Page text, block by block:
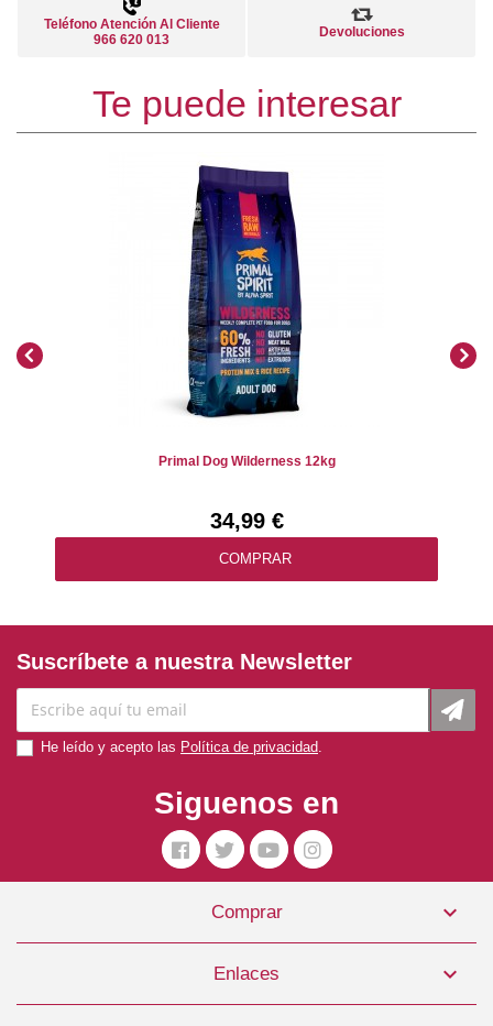
Teléfono Atención Al Cliente
966 620 013
Devoluciones
Te puede interesar
Primal Dog Wilderness 12kg
34,99 €
COMPRAR
Primal Dog Rebel Farm 1kg
4,50 €
COMPRAR
Suscríbete a nuestra Newsletter
He leído y acepto las Política de privacidad
Siguenos en
Comprar 
Enlaces 